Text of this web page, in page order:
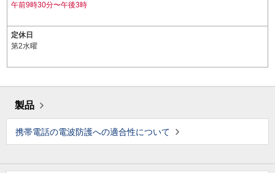
午前9時30分〜午後3時
定休日
第2水曜
製品
携帯電話の電波防護への適合性について